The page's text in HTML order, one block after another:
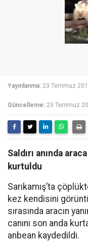
Yayınlanma: 23 Temmuz
Güncelleme: 23 Temmuz
Saldırı anında
kurtuldu
Sarıkamış’ta
kez kendisini
sırasında aracın
canını son anda
anbean kaydedildi.